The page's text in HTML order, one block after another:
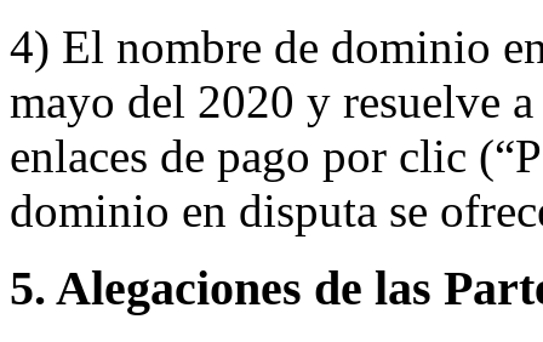
4) El nombre de dominio
mayo del 2020 y resuelve
enlaces de pago por clic
dominio en disputa se
5. Alegaciones de las